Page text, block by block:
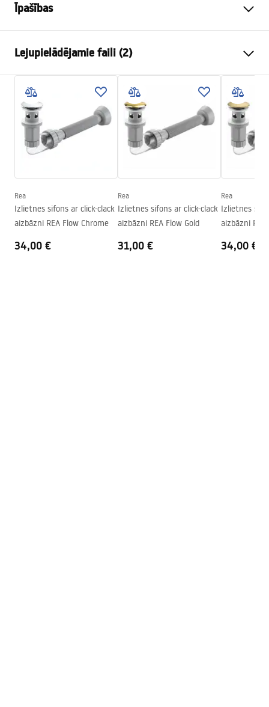
Īpašības
Materiāls
Krāsa
Akmens imitācija
Apdare
Matēts
Garums
605
Platums
360mm
Augstums
160
Forma
Pieskarieties atverei
Nē
Lejupielādējamie faili (2)
Uzstādīšanas instrukcijas
Garantijas noteikumi
Rea
Izlietnes sifons ar click-clack
aizbāzni REA Flow Chrome
34,00 €
Rea
Izlietnes sifons ar click-clack
aizbāzni REA Flow Gold
31,00 €
Rea
Izlietnes
aizbāzni
34,00 €